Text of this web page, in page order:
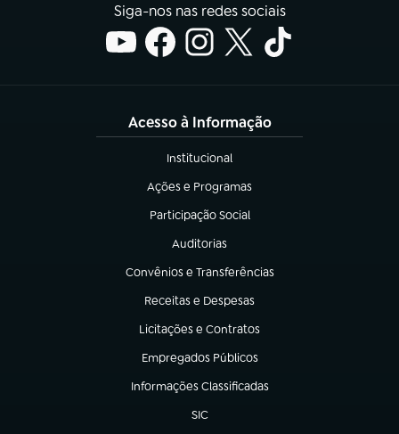
Siga-nos nas redes sociais
Acesso à Informação
Institucional
(abre em nova aba)
Ações e Programas
(abre em nova aba)
Participação Social
(abre em nova aba)
Auditorias
(abre em nova aba)
Convênios e Transferências
(abre em nova aba)
Receitas e Despesas
(abre em nova aba)
Licitações e Contratos
(abre em nova aba)
Empregados Públicos
(abre em nova aba)
Informações Classificadas
(abre em nova aba)
SIC
(abre em nova aba)